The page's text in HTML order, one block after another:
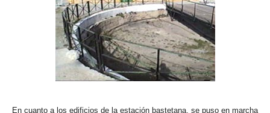
En cuanto a los edificios de la estación bastetana, se puso en marcha